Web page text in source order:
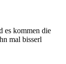
es kommen die
mal bisserl